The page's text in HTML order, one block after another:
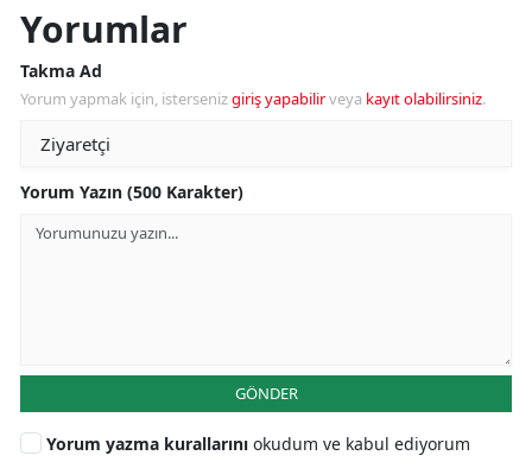
Yorumlar
Takma Ad
Yorum yapmak için, istersenizgiriş yapabilirveya kayıt olabilirsiniz.
Yorum Yazın (500 Karakter)
GÖNDER
Yorum yazma kurallarını okudum ve kabul ediyorum